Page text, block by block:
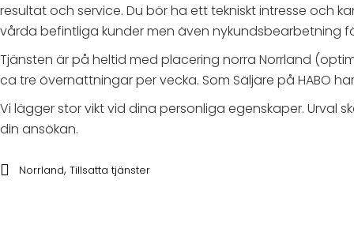
resultat och service. Du bör ha ett tekniskt intresse och
vårda befintliga kunder men även nykundsbearbetning
Tjänsten är på heltid med placering norra Norrland
ca tre övernattningar per vecka. Som Säljare på HABO
Vi lägger stor vikt vid dina personliga egenskaper.
din ansökan.
Norrland, Tillsatta tjänster